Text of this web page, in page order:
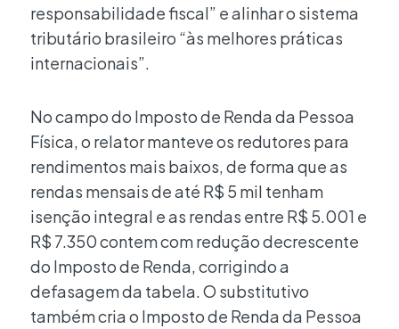
responsabilidade fiscal” e alinhar o sistema
tributário brasileiro “às melhores práticas
internacionais”.
No campo do Imposto de Renda da Pessoa
Física, o relator manteve os redutores para
rendimentos mais baixos, de forma que as
rendas mensais de até R$ 5 mil tenham
isenção integral e as rendas entre R$ 5.001 e
R$ 7.350 contem com redução decrescente
do Imposto de Renda, corrigindo a
defasagem da tabela. O substitutivo
também cria o Imposto de Renda da Pessoa